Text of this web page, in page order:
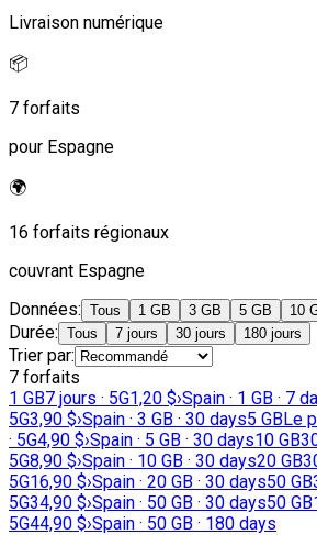
Livraison numérique
📦
7 forfaits
pour Espagne
🌍
16 forfaits régionaux
couvrant Espagne
Données: Tous 1 GB 3 GB 5 GB 10
Durée: Tous 7 jours 30 jours 180 jours
Trier par:
7 forfaits
1 GB7 jours · 5G1,20 $›Spain · 1 GB · 7
5G3,90 $›Spain · 3 GB · 30 days5 GBLe
· 5G4,90 $›Spain · 5 GB · 30 days10 GB
5G8,90 $›Spain · 10 GB · 30 days20 GB
5G16,90 $›Spain · 20 GB · 30 days50 GB
5G34,90 $›Spain · 50 GB · 30 days50 GB
5G44,90 $›Spain · 50 GB · 180 days